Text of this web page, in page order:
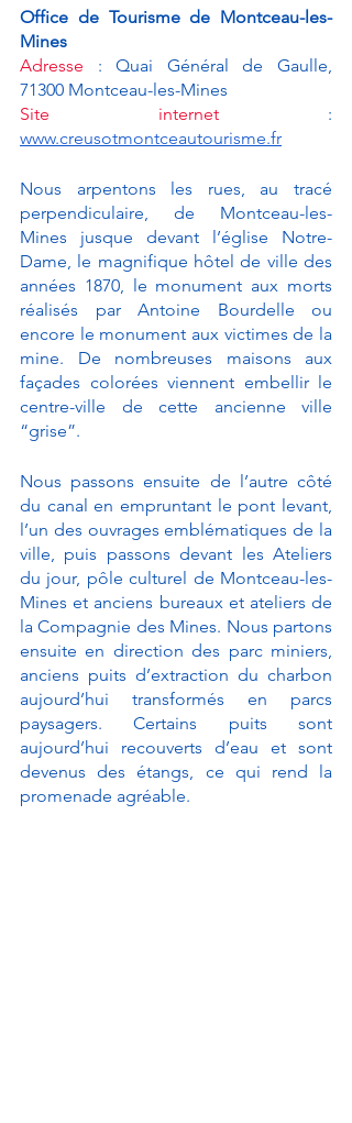
Office de Tourisme de Montceau-les-
Mines
Adresse : Quai Général de Gaulle,
71300 Montceau-les-Mines
Site internet
www.creusotmontceautourisme.fr
Nous arpentons les rues, au tracé
perpendiculaire, de Montceau-les-
Mines jusque devant l’église Notre-
Dame, le magnifique hôtel de ville des
années 1870, le monument aux morts
réalisés par Antoine Bourdelle ou
encore le monument aux victimes de la
mine. De nombreuses maisons aux
façades colorées viennent embellir le
centre-ville de cette ancienne ville
“grise”.
Nous passons ensuite de l’autre côté
du canal en empruntant le pont levant,
l’un des ouvrages emblématiques de la
ville, puis passons devant les Ateliers
du jour, pôle culturel de Montceau-les-
Mines et anciens bureaux et ateliers de
la Compagnie des Mines. Nous partons
ensuite en direction des parc miniers,
anciens puits d’extraction du charbon
aujourd’hui transformés en parcs
paysagers. Certains puits sont
aujourd’hui recouverts d’eau et sont
devenus des étangs, ce qui rend la
promenade agréable.